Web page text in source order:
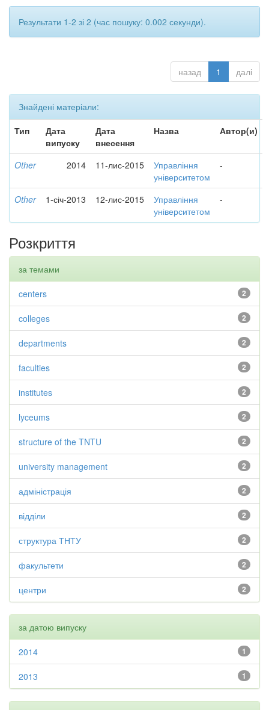
Результати 1-2 зі 2 (час пошуку: 0.002 секунди).
назад 1 далі
Знайдені матеріали:
Тип
Дата
випуску
Дата
внесення
Назва Автор(и)
Other 2014 11-лис-2015
Управління
університетом
-
Other 1-січ-2013 12-лис-2015
Управління
університетом
-
Розкриття
за темами
2
centers
2
colleges
2
departments
2
faculties
2
institutes
2
lyceums
2
structure of the TNTU
2
university management
2
адміністрація
2
відділи
2
структура ТНТУ
2
факультети
2
центри
за датою випуску
1
2014
1
2013